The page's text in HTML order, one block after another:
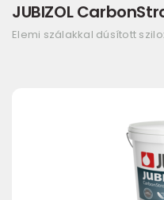
JUBIZOL
Elemi szálakkal dúsított